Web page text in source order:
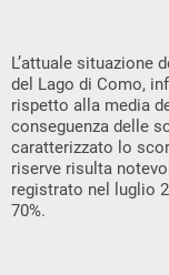
L’attuale situazione
del Lago di Como,
rispetto alla media
conseguenza delle
caratterizzato lo
riserve risulta
registrato nel luglio
70%.